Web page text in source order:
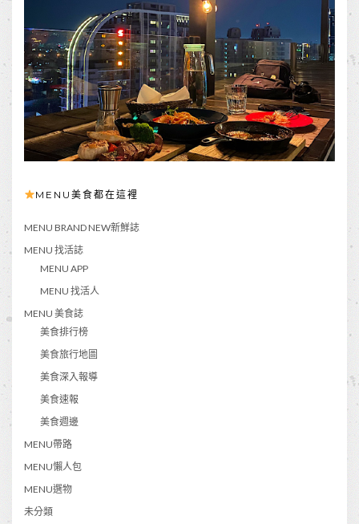
MENU美食都在這裡
MENU BRAND NEW新鮮誌
MENU 找活誌
MENU APP
MENU 找活人
MENU 美食誌
美食排行榜
美食旅行地圖
美食深入報導
美食速報
美食週邊
MENU帶路
MENU懶人包
MENU選物
未分類